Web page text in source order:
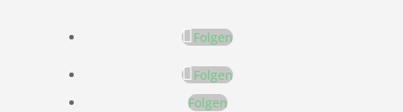
Folgen
Folgen
Folgen